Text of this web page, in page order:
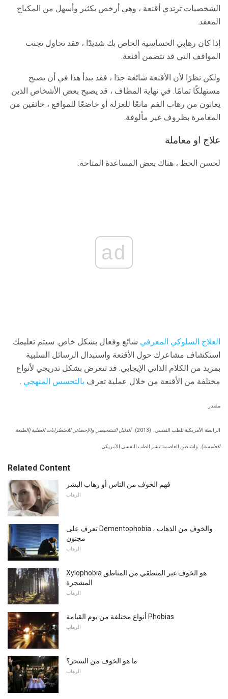
الشخصيات ترتدي أقنعة ، وهي أرخص بكثير وأسهل من المكياج
المعقد.
إذا كان رهابي الحساسية الخاص بك شديدًا ، فقد تحاول تجنب
المواقف التي قد تتضمن أقنعة.
ولكن نظرًا لأن الأقنعة شائعة جدًا ، فقد يبدأ هذا في أن يصبح
مستهلكًا تمامًا. في نهاية المطاف ، قد يصبح بعض الأشخاص الذين
يعانون من رهاب الفم مانعًا للعزلة أو خاضعًا للمواقع ، خائفين من
المغامرة بظروف غير مألوفة.
علاج او معاملة
لحسن الحظ ، هناك بعض المساعدة المتاحة.
ad
العلاج السلوكي المعرفي شائع وفعال بشكل خاص. سيتم تعليمك
استكشاف مشاعرك حول الأقنعة واستبدال الرسائل السلبية
بمزيد من الكلام الذاتي الإيجابي. قد تتعرض بشكل تدريجي لأنواع
مختلفة من الأقنعة من خلال عملية تعرف بالتحسس المنهجي .
مصدر:
الرابطة الأمريكية للطب النفسي. (2013). الدليل التشخيصي والإحصائي للاضطرابات العقلية (الطبعة
الخامسة). واشنطن العاصمة: نشر الطب النفسي الأمريكي.
Related Content
فهم الخوف من الناس أو رهاب البشر
الرهاب
تعرف على Dementophobia ، والخوف من الذهاب
مجنون
الرهاب
Xylophobia هو الخوف غير المنطقي من المناطق
المشجرة
الرهاب
أنواع مختلفة من يوم القيامة Phobias
الرهاب
ما هو الخوف من السحر؟
الرهاب